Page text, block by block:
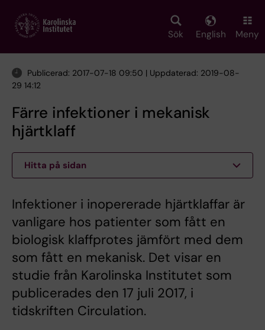
main
Sök English Meny
Publicerad: 2017-07-18 09:50 | Uppdaterad: 2019-08-
29 14:12
Färre infektioner i mekanisk
hjärtklaff
Hitta på sidan
Infektioner i inopererade hjärtklaffar är
vanligare hos patienter som fått en
biologisk klaffprotes jämfört med dem
som fått en mekanisk. Det visar en
studie från Karolinska Institutet som
publicerades den 17 juli 2017, i
tidskriften Circulation.